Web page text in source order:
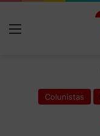
Colunistas